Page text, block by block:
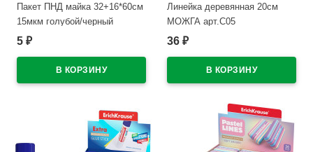
Пакет ПНД майка 32+16*60см
15мкм голубой/черный
ЗВЁЗДЫ (Ст.50/1000)
5 ₽
Линейка деревянная 20см
МОЖГА арт.С05
В наличии
36 ₽